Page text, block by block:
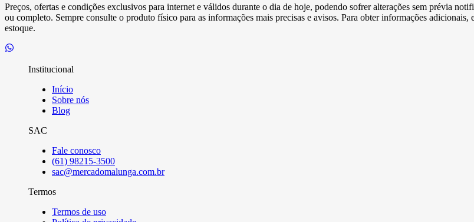
Preços, ofertas e condições exclusivos para internet e válidos durante o dia de hoje, podendo sofrer alterações sem prévia
ou completo. Sempre consulte o produto físico para as informações mais precisas e avisos. Para obter informações
estoque.
Institucional
Início
Sobre nós
Blog
SAC
Fale conosco
(61) 98215-3500
sac@mercadomalunga.com.br
Termos
Termos de uso